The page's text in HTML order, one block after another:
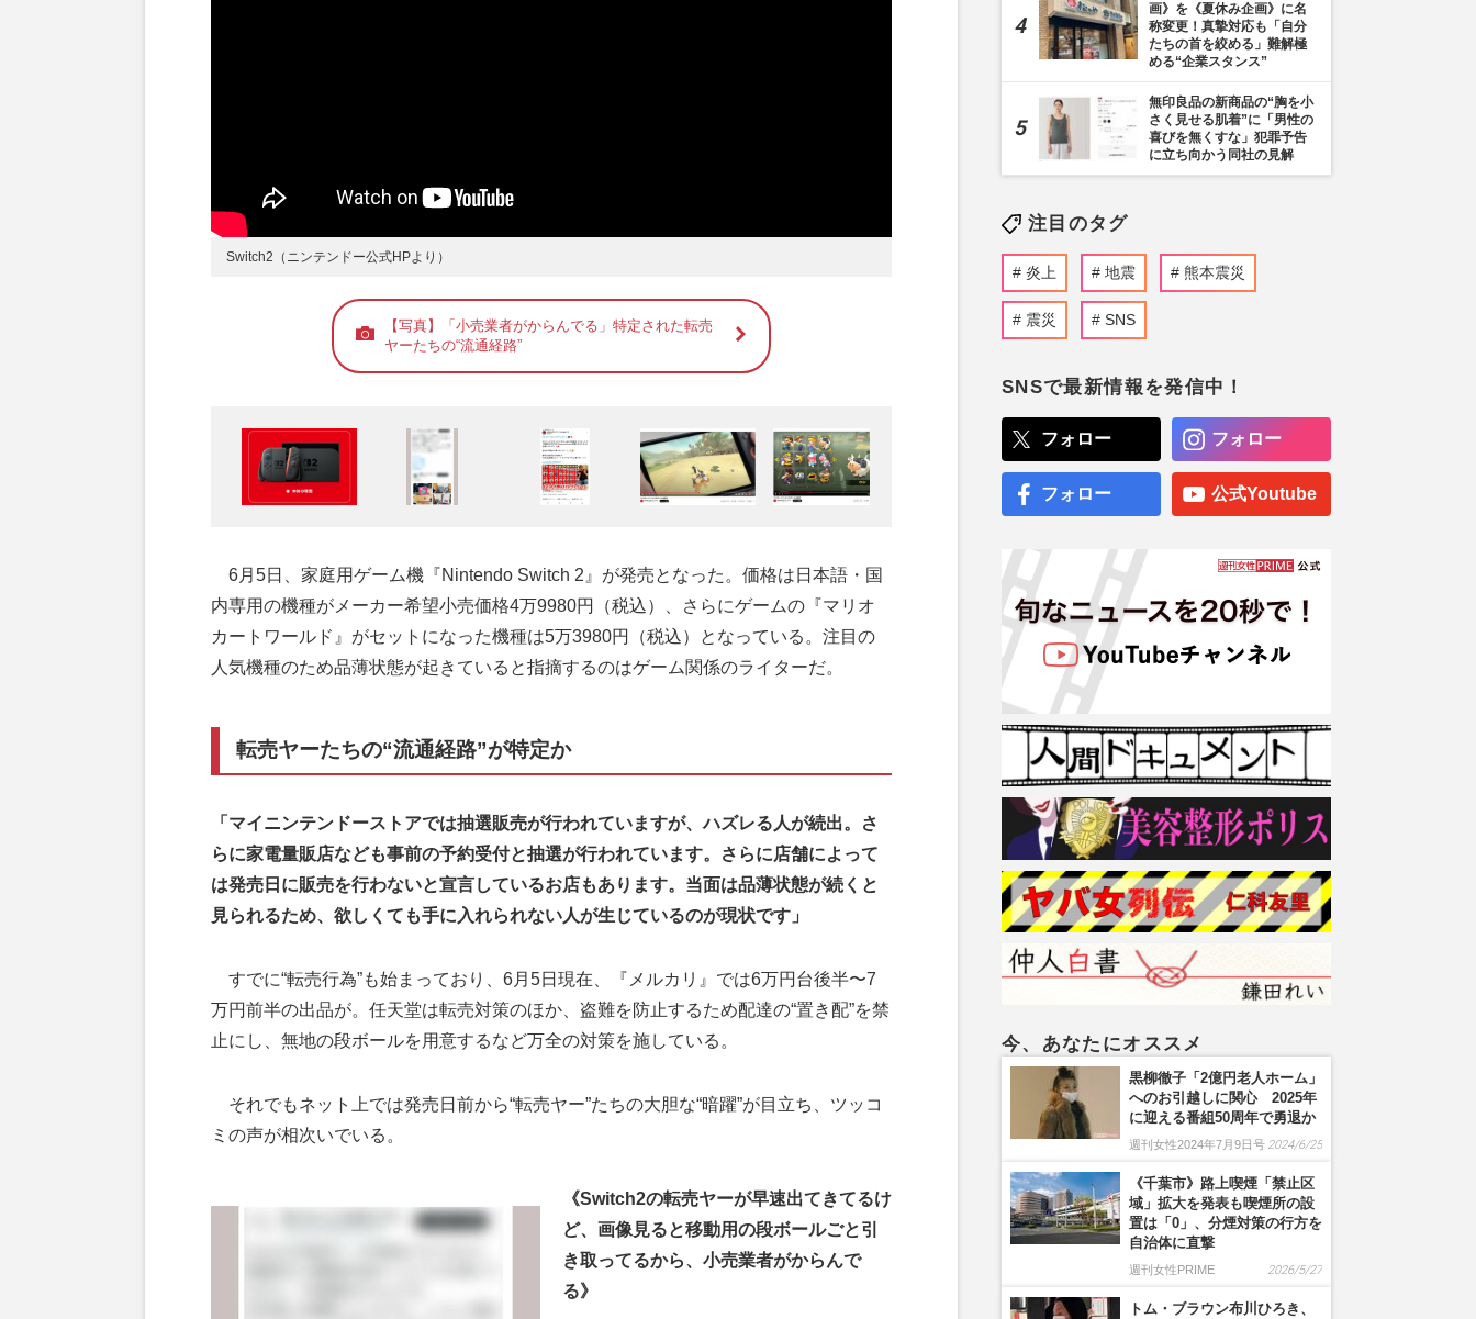
Switch2（ニンテンドー公式HPより）
【写真】「小売業者がからんでる」特定された転売
ヤーたちの“流通経路”
6月5日、家庭用ゲーム機『Nintendo Switch 2』が発売となった。価格は日本語・国
内専用の機種がメーカー希望小売価格4万9980円（税込）、さらにゲームの『マリオ
カートワールド』がセットになった機種は5万3980円（税込）となっている。注目の
人気機種のため品薄状態が起きていると指摘するのはゲーム関係のライターだ。
転売ヤーたちの“流通経路”が特定か
「マイニンテンドーストアでは抽選販売が行われていますが、ハズレる人が続出。さ
らに家電量販店なども事前の予約受付と抽選が行われています。さらに店舗によって
は発売日に販売を行わないと宣言しているお店もあります。当面は品薄状態が続くと
見られるため、欲しくても手に入れられない人が生じているのが現状です」
すでに“転売行為”も始まっており、6月5日現在、『メルカリ』では6万円台後半〜7
万円前半の出品が。任天堂は転売対策のほか、盗難を防止するため配達の“置き配”を禁
止にし、無地の段ボールを用意するなど万全の対策を施している。
それでもネット上では発売日前から“転売ヤー”たちの大胆な“暗躍”が目立ち、ツッコ
ミの声が相次いでいる。
《Switch2の転売ヤーが早速出てきてるけ
ど、画像見ると移動用の段ボールごと引
き取ってるから、小売業者がからんで
る》
画》を《夏休み企画》に名
称変更！真摯対応も「自分
たちの首を絞める」難解極
める“企業スタンス”
無印良品の新商品の“胸を小
さく見せる肌着”に「男性の
喜びを無くすな」犯罪予告
に立ち向かう同社の見解
注目のタグ
炎上 地震 熊本震災
震災 SNS
SNSで最新情報を発信中！
フォロー フォロー
フォロー 公式Youtube
今、あなたにオススメ
黒柳徹子「2億円老人ホーム」
へのお引越しに関心 2025年
に迎える番組50周年で勇退か
週刊女性2024年7月9日号 2024/6/25
《千葉市》路上喫煙「禁止区
域」拡大を発表も喫煙所の設
置は「0」、分煙対策の行方を
自治体に直撃
週刊女性PRIME 2026/5/27
トム・ブラウン布川ひろき、